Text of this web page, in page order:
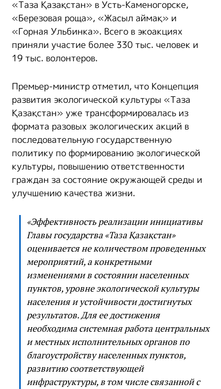
«Таза Қазақстан» в Усть-Каменогорске,
«Березовая роща», «Жасыл аймақ» и
«Горная Ульбинка». Всего в экоакциях
приняли участие более 330 тыс. человек и
19 тыс. волонтеров.
Премьер-министр отметил, что Концепция
развития экологической культуры «Таза
Қазақстан» уже трансформировалась из
формата разовых экологических акций в
последовательную государственную
политику по формированию экологической
культуры, повышению ответственности
граждан за состояние окружающей среды и
улучшению качества жизни.
«Эффективность реализации инициативы
Главы государства «Таза Қазақстан»
оценивается не количеством проведенных
мероприятий, а конкретными
изменениями в состоянии населенных
пунктов, уровне экологической культуры
населения и устойчивости достигнутых
результатов. Для ее достижения
необходима системная работа центральных
и местных исполнительных органов по
благоустройству населенных пунктов,
развитию соответствующей
инфраструктуры, в том числе связанной с